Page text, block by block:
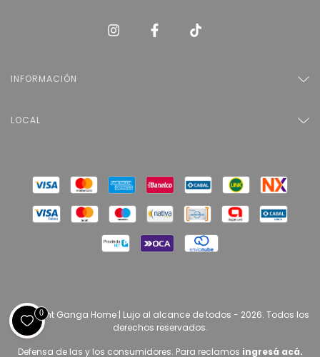
INFORMACIÓN
LOCAL
Copyright Ganga Home | Lujo al alcance de todos - 2026. Todos los
derechos reservados.
Defensa de las y los consumidores. Para reclamos ingresá acá.
0